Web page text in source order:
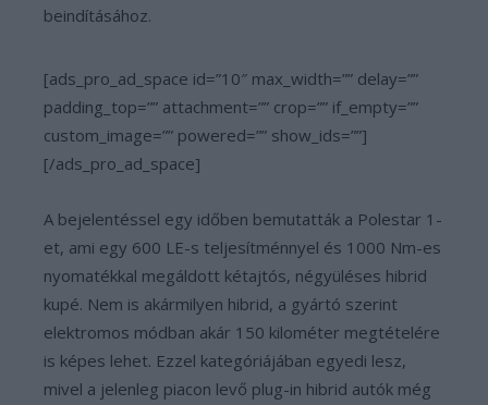
beindításához.
[ads_pro_ad_space id=”10″ max_width=”” delay=””
padding_top=”” attachment=”” crop=”” if_empty=””
custom_image=”” powered=”” show_ids=””]
[/ads_pro_ad_space]
A bejelentéssel egy időben bemutatták a Polestar 1-
et, ami egy 600 LE-s teljesítménnyel és 1000 Nm-es
nyomatékkal megáldott kétajtós, négyüléses hibrid
kupé. Nem is akármilyen hibrid, a gyártó szerint
elektromos módban akár 150 kilométer megtételére
is képes lehet. Ezzel kategóriájában egyedi lesz,
mivel a jelenleg piacon levő plug-in hibrid autók még